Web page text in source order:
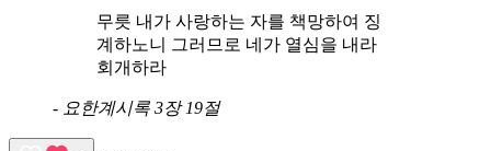
무릇 내가 사랑하는 자를 책망하여 징
계하노니 그러므로 네가 열심을 내라
회개하라
- 요한계시록 3장 19절